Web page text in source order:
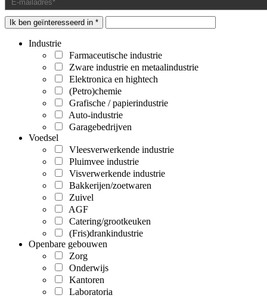
Ik ben geïnteresseerd in *
Industrie
Farmaceutische industrie
Zware industrie en metaalindustrie
Elektronica en hightech
(Petro)chemie
Grafische / papierindustrie
Auto-industrie
Garagebedrijven
Voedsel
Vleesverwerkende industrie
Pluimvee industrie
Visverwerkende industrie
Bakkerijen/zoetwaren
Zuivel
AGF
Catering/grootkeuken
(Fris)drankindustrie
Openbare gebouwen
Zorg
Onderwijs
Kantoren
Laboratoria